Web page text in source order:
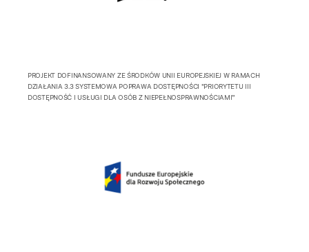
PROJEKT DOFINANSOWANY ZE ŚRODKÓW UNII EUROPEJSKIEJ W RAMACH
DZIAŁANIA 3.3 SYSTEMOWA POPRAWA DOSTĘPNOŚCI "PRIORYTETU III
DOSTĘPNOŚĆ I USŁUGI DLA OSÓB Z NIEPEŁNOSPRAWNOŚCIAMI”